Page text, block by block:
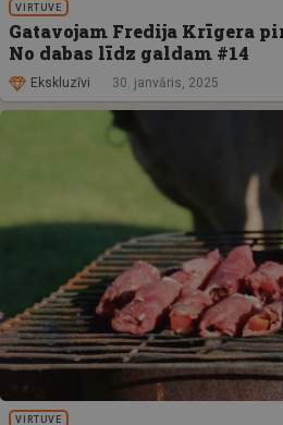
VIRTUVE
Gatavojam Fredija Krīgera
No dabas līdz galdam #14
Ekskluzīvi 30. janvāris, 2025
VIRTUVE